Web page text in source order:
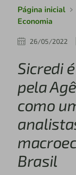
Página inicial
Economia
26/05/2022
Sicredi
pela
como
Brasil